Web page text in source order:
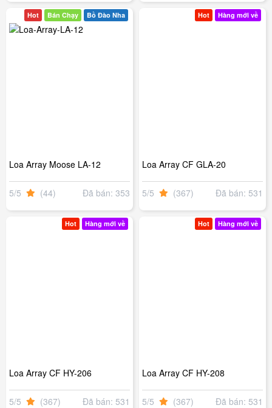
Hot Bán Chạy Bồ Đào Nha
Loa Array Moose LA-12
5/5 (44) Đã bán: 353
Hot Hàng mới về
Loa Array CF GLA-20
5/5 (367) Đã bán: 531
Hot Hàng mới về
Loa Array CF HY-206
5/5 (367) Đã bán: 531
Hot Hàng mới về
Loa Array CF HY-208
5/5 (367) Đã bán: 531